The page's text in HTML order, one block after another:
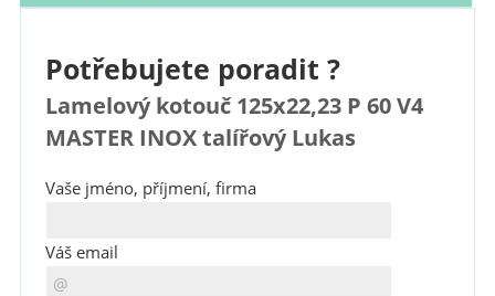
Potřebujete poradit ?
Lamelový kotouč 125x22,23 P 60 V4
MASTER INOX talířový Lukas
Vaše jméno, příjmení, firma
Váš email